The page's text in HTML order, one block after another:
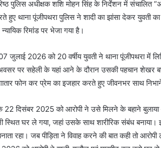
पुलिस अधीक्षक शशि मोहन सिंह के निर्देशन में संचालित
हुए थाना पूंजीपथरा पुलिस ने शादी का झांसा देकर
रिमांड पर भेजा गया है।
जुलाई 2026 को 20 वर्षीय युवती ने थाना पूंजीपथरा में
पर सहेली के यहां आने के दौरान उसकी पहचान शेखर
फोन कर प्रेम का इजहार करते हुए जीवनभर साथ
22 दिसंबर 2025 को आरोपी ने उसे मिलने के बहाने
स्थित घर ले गया, जहां उसके साथ शारीरिक संबंध बनाया।
रहा। जब पीड़िता ने विवाह करने की बात कही तो